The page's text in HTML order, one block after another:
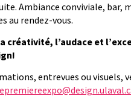
Ambiance conviviale, bar,
au rendez-vous.
créativité, l’audace et
entrevues ou visuels,